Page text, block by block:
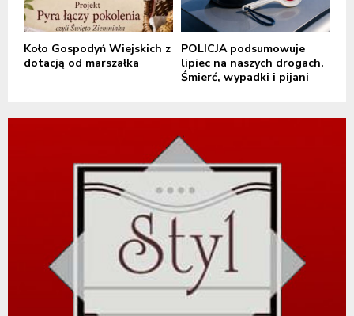
Koło Gospodyń Wiejskich z
dotacją od marszałka
POLICJA podsumowuje
lipiec na naszych drogach.
Śmierć, wypadki i pijani